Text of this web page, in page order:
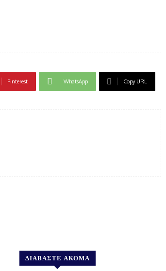
Pinterest WhatsApp Copy URL
ΔΙΑΒΑΣΤΕ ΑΚΟΜΑ